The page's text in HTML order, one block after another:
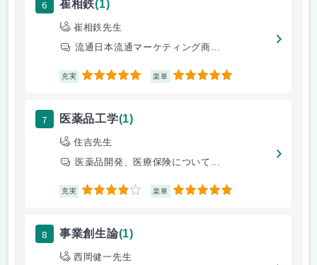
6 崔相鉄(1)
崔相鉄先生
流通日本流通マーケティング商...
充実 5 楽単 5
7 医薬品工学(1)
住吉先生
医薬品開発、医療保険について...
充実 4 楽単 5
8 事業創生論(1)
西岡健一先生